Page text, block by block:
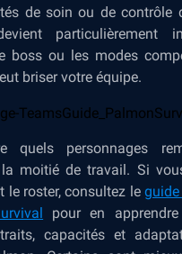
de soin ou de contrôle
particulièrement
boss ou les modes
briser votre équipe.
quels personnages
la moitié de travail. Si
le roster, consultez le
pour en
capacités et